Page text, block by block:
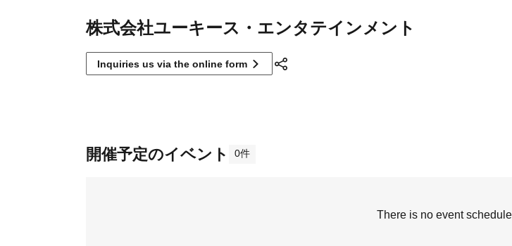
株式会社ユーキース・エンタテインメント
Inquiries us via the online form
開催予定のイベント 0件
There is no event